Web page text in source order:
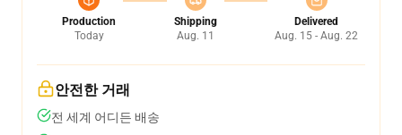
Production
Today
Shipping
Aug. 11
Delivered
Aug. 15 - Aug. 22
안전한 거래
전 세계 어디든 배송